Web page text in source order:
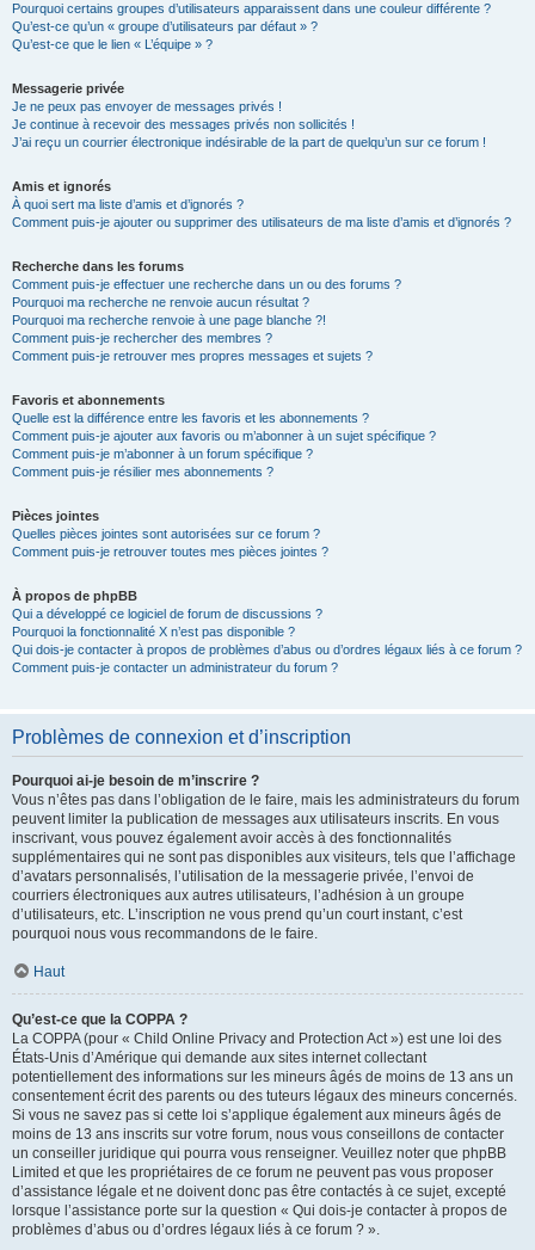
Pourquoi certains groupes d’utilisateurs apparaissent dans une couleur différente ?
Qu’est-ce qu’un « groupe d’utilisateurs par défaut » ?
Qu’est-ce que le lien « L’équipe » ?
Messagerie privée
Je ne peux pas envoyer de messages privés !
Je continue à recevoir des messages privés non sollicités !
J’ai reçu un courrier électronique indésirable de la part de quelqu’un sur ce forum !
Amis et ignorés
À quoi sert ma liste d’amis et d’ignorés ?
Comment puis-je ajouter ou supprimer des utilisateurs de ma liste d’amis et d’ignorés ?
Recherche dans les forums
Comment puis-je effectuer une recherche dans un ou des forums ?
Pourquoi ma recherche ne renvoie aucun résultat ?
Pourquoi ma recherche renvoie à une page blanche ?!
Comment puis-je rechercher des membres ?
Comment puis-je retrouver mes propres messages et sujets ?
Favoris et abonnements
Quelle est la différence entre les favoris et les abonnements ?
Comment puis-je ajouter aux favoris ou m’abonner à un sujet spécifique ?
Comment puis-je m’abonner à un forum spécifique ?
Comment puis-je résilier mes abonnements ?
Pièces jointes
Quelles pièces jointes sont autorisées sur ce forum ?
Comment puis-je retrouver toutes mes pièces jointes ?
À propos de phpBB
Qui a développé ce logiciel de forum de discussions ?
Pourquoi la fonctionnalité X n’est pas disponible ?
Qui dois-je contacter à propos de problèmes d’abus ou d’ordres légaux liés à ce forum ?
Comment puis-je contacter un administrateur du forum ?
Problèmes de connexion et d’inscription
Pourquoi ai-je besoin de m’inscrire ?
Vous n’êtes pas dans l’obligation de le faire, mais les administrateurs du forum
peuvent limiter la publication de messages aux utilisateurs inscrits. En vous
inscrivant, vous pouvez également avoir accès à des fonctionnalités
supplémentaires qui ne sont pas disponibles aux visiteurs, tels que l’affichage
d’avatars personnalisés, l’utilisation de la messagerie privée, l’envoi de
courriers électroniques aux autres utilisateurs, l’adhésion à un groupe
d’utilisateurs, etc. L’inscription ne vous prend qu’un court instant, c’est
pourquoi nous vous recommandons de le faire.
Haut
Qu’est-ce que la COPPA ?
La COPPA (pour « Child Online Privacy and Protection Act ») est une loi des
États-Unis d’Amérique qui demande aux sites internet collectant
potentiellement des informations sur les mineurs âgés de moins de 13 ans un
consentement écrit des parents ou des tuteurs légaux des mineurs concernés.
Si vous ne savez pas si cette loi s’applique également aux mineurs âgés de
moins de 13 ans inscrits sur votre forum, nous vous conseillons de contacter
un conseiller juridique qui pourra vous renseigner. Veuillez noter que phpBB
Limited et que les propriétaires de ce forum ne peuvent pas vous proposer
d’assistance légale et ne doivent donc pas être contactés à ce sujet, excepté
lorsque l’assistance porte sur la question « Qui dois-je contacter à propos de
problèmes d’abus ou d’ordres légaux liés à ce forum ? ».